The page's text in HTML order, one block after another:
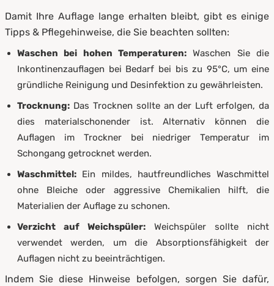
Damit Ihre Auflage lange erhalten bleibt, gibt es einige
Tipps & Pflegehinweise, die Sie beachten sollten:
Waschen bei hohen Temperaturen: Waschen Sie die
Inkontinenzauflagen bei Bedarf bei bis zu 95°C, um eine
gründliche Reinigung und Desinfektion zu gewährleisten.
Trocknung: Das Trocknen sollte an der Luft erfolgen, da
dies materialschonender ist. Alternativ können die
Auflagen im Trockner bei niedriger Temperatur im
Schongang getrocknet werden.
Waschmittel: Ein mildes, hautfreundliches Waschmittel
ohne Bleiche oder aggressive Chemikalien hilft, die
Materialien der Auflage zu schonen.
Verzicht auf Weichspüler: Weichspüler sollte nicht
verwendet werden, um die Absorptionsfähigkeit der
Auflagen nicht zu beeinträchtigen.
Indem Sie diese Hinweise befolgen, sorgen Sie dafür,